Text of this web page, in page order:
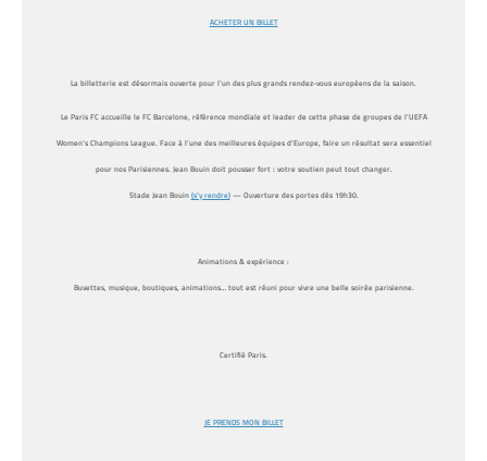
ACHETER UN BILLET
La billetterie est désormais ouverte pour l’un des plus grands rendez-vous européens de la saison.
Le Paris FC accueille le FC Barcelone, référence mondiale et leader de cette phase de groupes de l’UEFA
Women’s Champions League. Face à l’une des meilleures équipes d’Europe, faire un résultat sera essentiel
pour nos Parisiennes. Jean Bouin doit pousser fort : votre soutien peut tout changer.
Stade Jean Bouin (s’y rendre)— Ouverture des portes dès 19h30.
Animations & expérience :
Buvettes, musique, boutiques, animations… tout est réuni pour vivre une belle soirée parisienne.
Certifié Paris
JE PRENDS MON BILLET